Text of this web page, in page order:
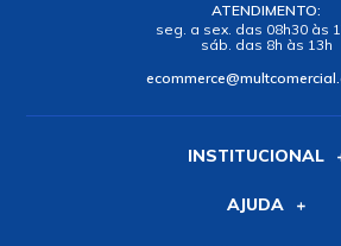
ATENDIMENTO:
seg. a sex. das 08h30 às
sáb. das 8h às 13h
INSTITUCIONAL
AJUDA